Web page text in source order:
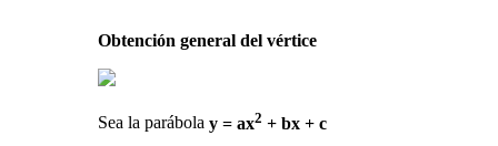
Obtención general del vértice
Sea la parábola y = ax2 + bx + c